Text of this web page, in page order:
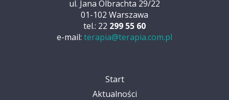
ul. Jana Olbrachta 29/22
01-102 Warszawa
tel.: 22 299 55 60
e-mail: terapia@terapia.com.pl
Start
Aktualności